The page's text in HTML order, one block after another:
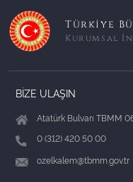
Türkiye
Kurumsal
BİZE ULAŞIN
Atatürk Bulvarı TBMM
0 (312) 420 50 00
ozelkalem@tbmm.gov.tr